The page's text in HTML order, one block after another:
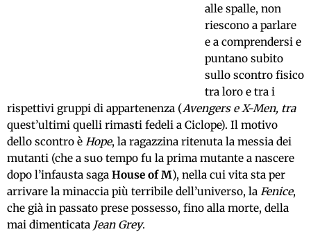
alle spalle, non
riescono a parlare
e a comprendersi e
puntano subito
sullo scontro fisico
tra loro e tra i
rispettivi gruppi di appartenenza (Avengers e X-Men, tra
quest’ultimi quelli rimasti fedeli a Ciclope). Il motivo
dello scontro è Hope, la ragazzina ritenuta la messia dei
mutanti (che a suo tempo fu la prima mutante a nascere
dopo l’infausta saga House of M), nella cui vita sta per
arrivare la minaccia più terribile dell’universo, la Fenice,
che già in passato prese possesso, fino alla morte, della
mai dimenticata Jean Grey.